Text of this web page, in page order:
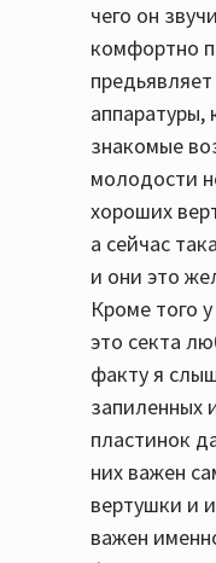
чего он
комфортно
аппаратуры,
знакомые
молодости
хороших
а сейчас
и они это
Кроме того
это секта
факту я
запиленных
пластинок
них важен
вертушки и
важен